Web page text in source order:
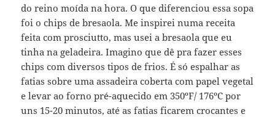
do reino moída na hora. O que diferenciou essa sopa
foi o chips de bresaola. Me inspirei numa receita
feita com prosciutto, mas usei a bresaola que eu
tinha na geladeira. Imagino que dê pra fazer esses
chips com diversos tipos de frios. É só espalhar as
fatias sobre uma assadeira coberta com papel vegetal
e levar ao forno pré-aquecido em 350ºF/ 176ºC por
uns 15-20 minutos, até as fatias ficarem crocantes e